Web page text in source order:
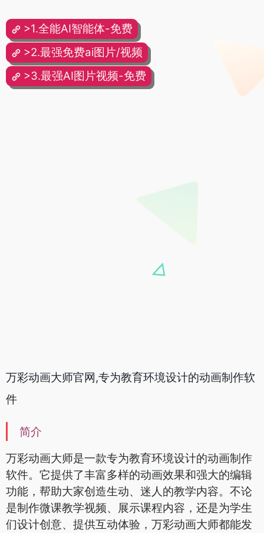
>1.全能AI智能体-免费
>2.最强免费ai图片/视频
>3.最强AI图片视频-免费
万彩动画大师官网,专为教育环境设计的动画制作软
件
简介
万彩动画大师是一款专为教育环境设计的动画制作
软件。它提供了丰富多样的动画效果和强大的编辑
功能，帮助大家创造生动、迷人的教学内容。不论
是制作微课教学视频、展示课程内容，还是为学生
们设计创意、提供互动体验，万彩动画大师都能发